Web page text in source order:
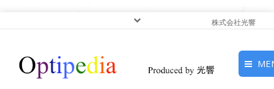
株式会社光響